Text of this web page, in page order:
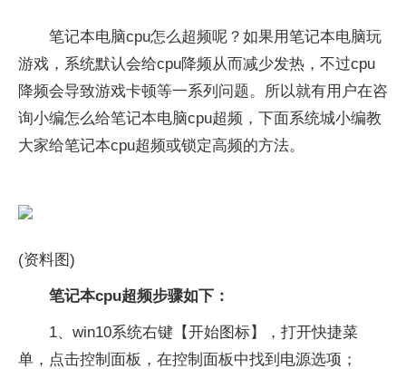
笔记本电脑cpu怎么超频呢？如果用笔记本电脑玩
游戏，系统默认会给cpu降频从而减少发热，不过cpu
降频会导致游戏卡顿等一系列问题。所以就有用户在咨
询小编怎么给笔记本电脑cpu超频，下面系统城小编教
大家给笔记本cpu超频或锁定高频的方法。
(资料图)
笔记本cpu超频步骤如下：
1、win10系统右键【开始图标】，打开快捷菜
单，点击控制面板，在控制面板中找到电源选项；